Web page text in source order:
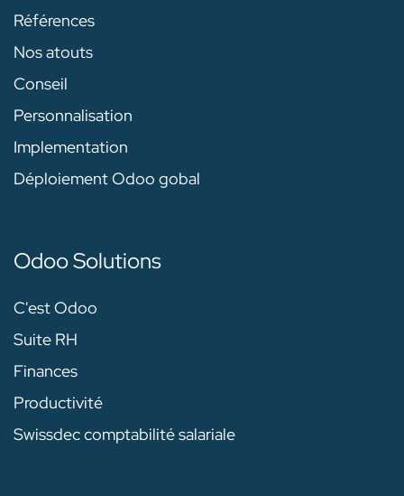
Références
Nos atouts
Conseil
Personnalisation
Implementation
Déploiement Odoo gobal
Odoo Solutions
C'est Odoo
Suite RH
Finances
Productivité
Swissdec comptabilité salariale